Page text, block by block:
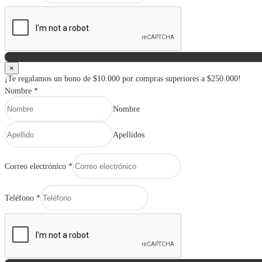
×
¡Te regalamos un bono de $10.000 por compras superiores a $250.000!
Nombre *
Nombre
Apellidos
Correo electrónico *
Teléfono *